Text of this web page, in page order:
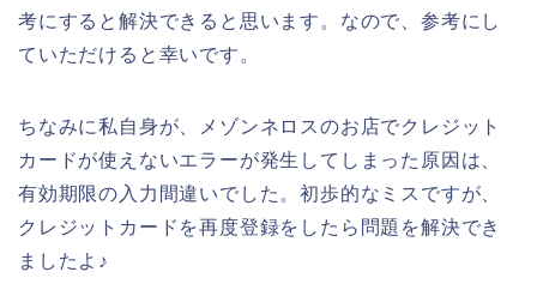
考にすると解決できると思います。なので、参考にし
ていただけると幸いです。
ちなみに私自身が、メゾンネロスのお店でクレジット
カードが使えないエラーが発生してしまった原因は、
有効期限の入力間違いでした。初歩的なミスですが、
クレジットカードを再度登録をしたら問題を解決でき
ましたよ♪